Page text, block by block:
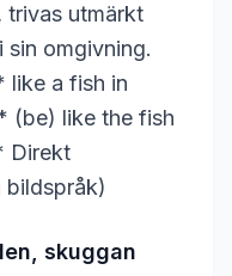
trivas utmärkt
sin omgivning.
a fish in
like the fish
Direkt
bildspråk)
skuggan